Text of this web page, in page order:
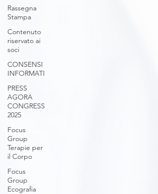
Rassegna
Stampa
Contenuto
riservato ai
soci
CONSENSI
INFORMATI
PRESS
AGORA
CONGRESS
2025
Focus
Group
Terapie per
il Corpo
Focus
Group
Ecografia